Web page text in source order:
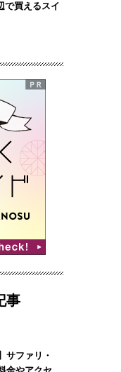
で買えるスイ
事
サファリ・